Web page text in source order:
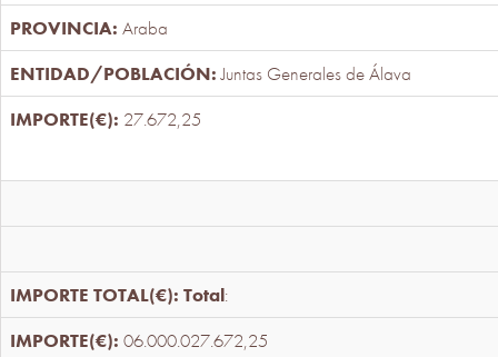
Araba
Juntas Generales de Álava
27.672,25
Total:
06.000.027.672,25